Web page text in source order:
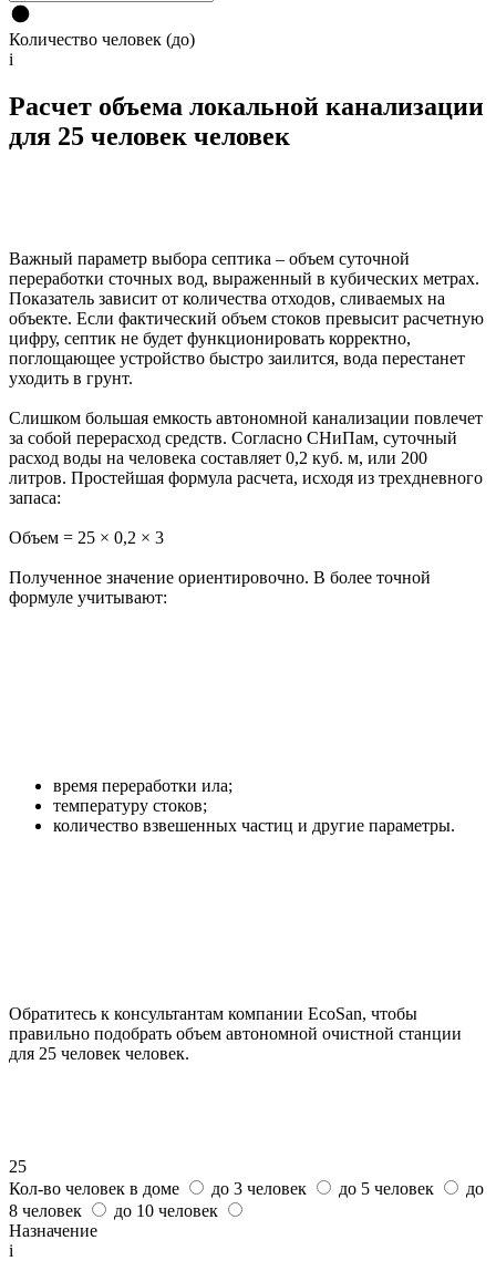
Количество человек (до)
i
Расчет объема локальной канализации
для 25 человек человек
Важный параметр выбора септика – объем суточной
переработки сточных вод, выраженный в кубических метрах.
Показатель зависит от количества отходов, сливаемых на
объекте. Если фактический объем стоков превысит расчетную
цифру, септик не будет функционировать корректно,
поглощающее устройство быстро заилится, вода перестанет
уходить в грунт.
Слишком большая емкость автономной канализации повлечет
за собой перерасход средств. Согласно СНиПам, суточный
расход воды на человека составляет 0,2 куб. м, или 200
литров. Простейшая формула расчета, исходя из трехдневного
запаса:
Объем = 25 × 0,2 × 3
Полученное значение ориентировочно. В более точной
формуле учитывают:
время переработки ила;
температуру стоков;
количество взвешенных частиц и другие параметры.
Обратитесь к консультантам компании EcoSan, чтобы
правильно подобрать объем автономной очистной станции
для 25 человек человек.
25
Кол-во человек в доме
до 3 человек до 5 человек
до
8 человек
до 10 человек
Назначение
i